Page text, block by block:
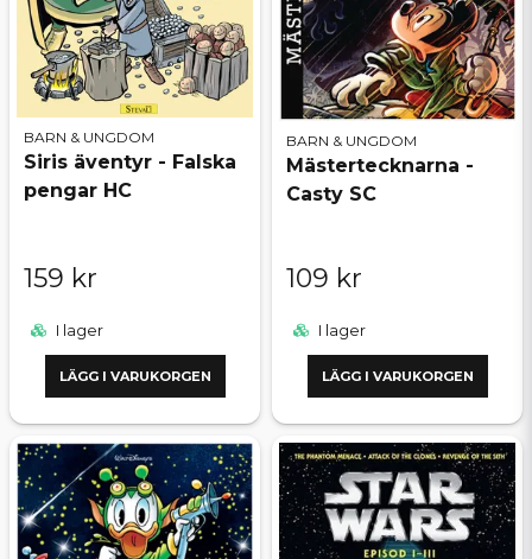
BARN & UNGDOM
Siris äventyr - Falska
pengar HC
159 kr
I lager
LÄGG I VARUKORGEN
BARN & UNGDOM
Mästertecknarna -
Casty SC
109 kr
I lager
LÄGG I VARUKORGEN